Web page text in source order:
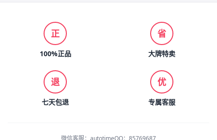
正
100%正品
省
大牌特卖
退
七天包退
优
专属客服
微信客服：autotimeQQ：85769687